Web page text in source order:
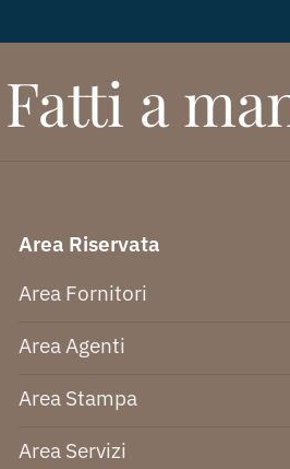
Fatti a
Area Riservata
Area Fornitori
Area Agenti
Area Stampa
Area Servizi